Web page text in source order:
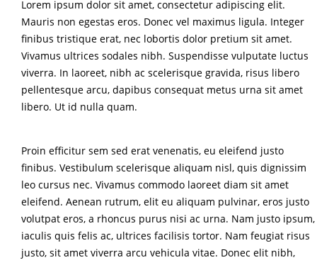
Lorem ipsum dolor sit amet, consectetur adipiscing elit.
Mauris non egestas eros. Donec vel maximus ligula. Integer
finibus tristique erat, nec lobortis dolor pretium sit amet.
Vivamus ultrices sodales nibh. Suspendisse vulputate luctus
viverra. In laoreet, nibh ac scelerisque gravida, risus libero
pellentesque arcu, dapibus consequat metus urna sit amet
libero. Ut id nulla quam.
Proin efficitur sem sed erat venenatis, eu eleifend justo
finibus. Vestibulum scelerisque aliquam nisl, quis dignissim
leo cursus nec. Vivamus commodo laoreet diam sit amet
eleifend. Aenean rutrum, elit eu aliquam pulvinar, eros justo
volutpat eros, a rhoncus purus nisi ac urna. Nam justo ipsum,
iaculis quis felis ac, ultrices facilisis tortor. Nam feugiat risus
justo, sit amet viverra arcu vehicula vitae. Donec elit nibh,